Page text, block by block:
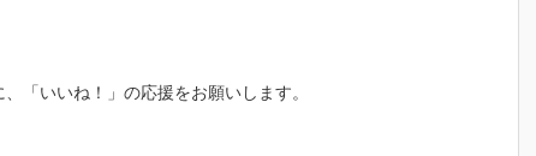
、「いいね！」の応援をお願いします。